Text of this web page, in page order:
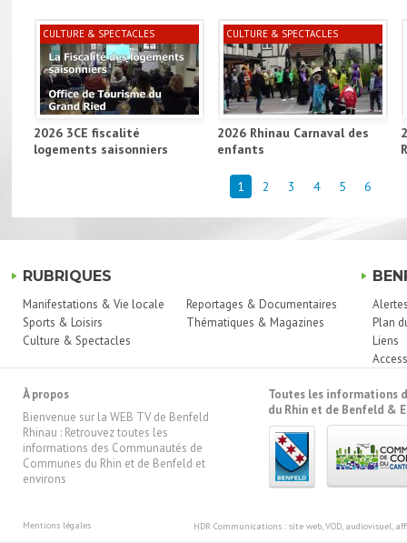
CULTURE & SPECTACLES
2026 3CE fiscalité
logements saisonniers
CULTURE & SPECTACLES
2026 Rhinau Carnaval des
enfants
1 2 3 4 5 6
RUBRIQUES
Manifestations & Vie locale
Sports & Loisirs
Culture & Spectacles
Reportages & Documentaires
Thématiques & Magazines
Plan
Liens
À propos
Bienvenue sur la WEB TV de Benfeld
Rhinau : Retrouvez toutes les
informations des Communautés de
Communes du Rhin et de Benfeld et
environs
Toutes les informations
du Rhin et de Benfeld &
Mentions légales HDR Communications : site web, VOD, audiovisuel,